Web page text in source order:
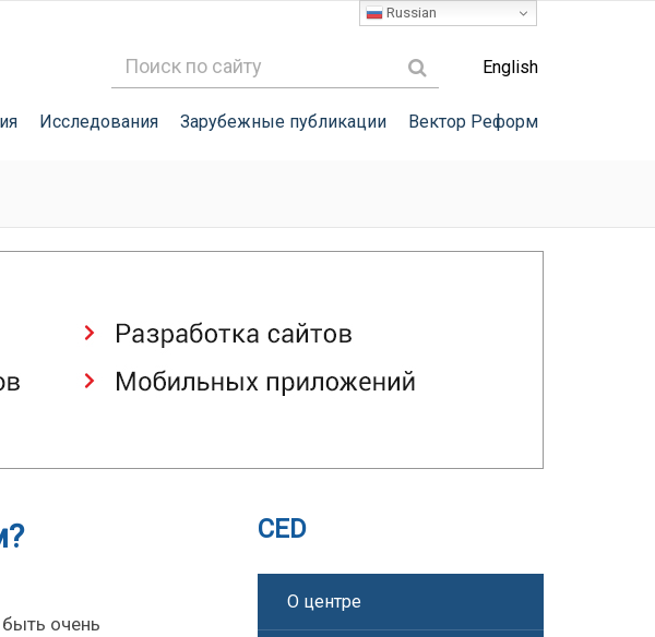
English
Исследования Зарубежные публикации Вектор Реформ
очень
CED
О центре
Russian